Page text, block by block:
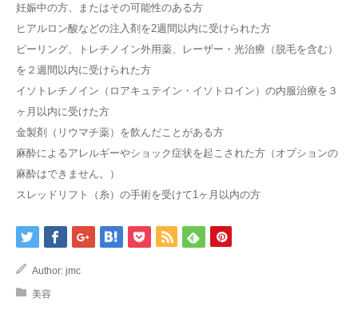
妊娠中の方、またはその可能性のある方
ヒアルロン酸などの注入剤を2週間以内に受けられた方
ピーリング、トレチノイン外用薬、レーザー・光治療（脱毛を含む）
を２週間以内に受けられた方
イソトレチノイン（ロアキュテイン・イソトロイン）の内服治療を３
ヶ月以内に受けた方
金製剤（リウマチ薬）を飲んだことがある方
麻酔によるアレルギーやショック症状を起こされた方（オプションの
麻酔はできません。）
スレッドリフト（糸）の手術を受けて1ヶ月以内の方
Author: jmc
美容